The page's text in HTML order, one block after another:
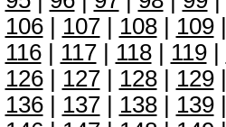
106| 107| 108| 109|
116| 117| 118| 119|
126| 127| 128| 129|
136| 137| 138| 139|